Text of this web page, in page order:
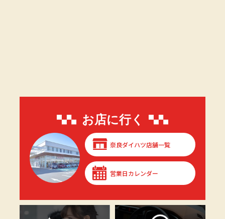
お店に行く
奈良ダイハツ店舗一覧
営業日カレンダー